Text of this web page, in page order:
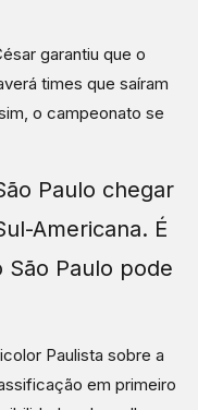
garantiu que o
times que saíram
o campeonato se
Paulo chegar
Americana. É
Paulo pode
Paulista sobre a
em primeiro